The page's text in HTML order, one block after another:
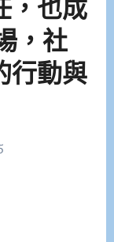
，也成
，社
行動與